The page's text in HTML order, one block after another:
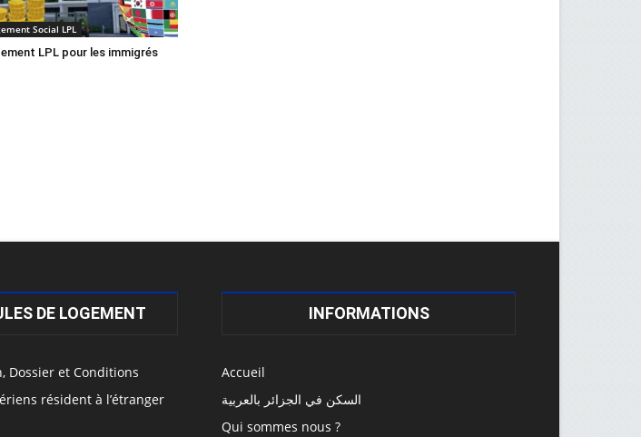
Social LPL
LPL pour les immigrés
DE LOGEMENT
Dossier et Conditions
résident à l’étranger
INFORMATIONS
Accueil
السكن في الجزائر بالعربية
Qui sommes nous ?